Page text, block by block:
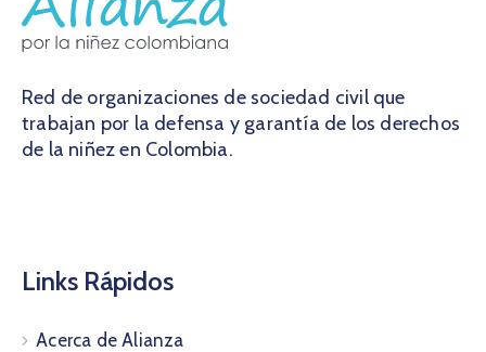
Red de organizaciones de sociedad civil que
trabajan por la defensa y garantía de los derechos
de la niñez en Colombia.
Links Rápidos
Acerca de Alianza